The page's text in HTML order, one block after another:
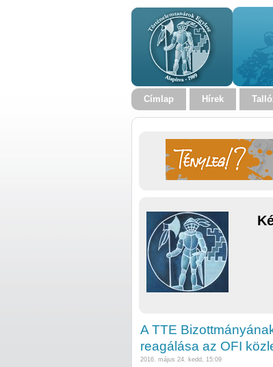
Címlap Hírek
A TTE
reagálása az OFI
2016. május 24. kedd, 15:09